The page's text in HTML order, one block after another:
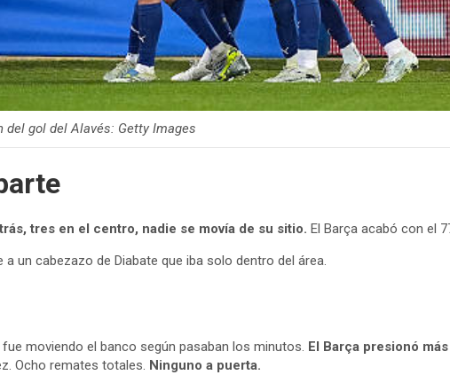
del gol del Alavés: Getty Images
tres en el centro, nadie se movía de su sitio. El Barça acabó con el
un cabezazo de Diabate que iba solo dentro del área.
moviendo el banco según pasaban los minutos. El Barça presionó
Ocho remates totales. Ninguno a puerta.